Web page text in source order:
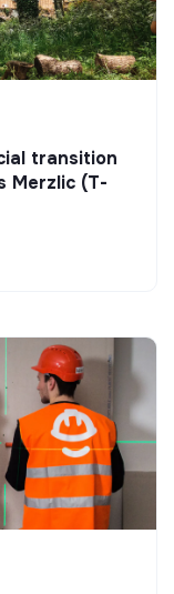
transition
Merzlic (T-